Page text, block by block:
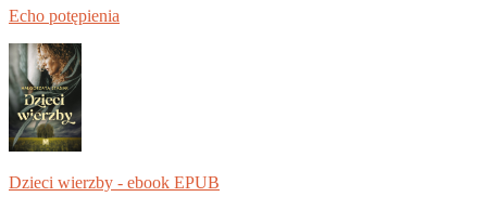
Echo potępienia
Dzieci wierzby - ebook EPUB